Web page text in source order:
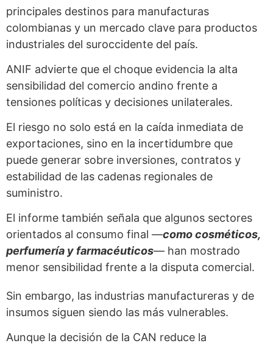
principales destinos para manufacturas
colombianas y un mercado clave para productos
industriales del suroccidente del país.
ANIF advierte que el choque evidencia la alta
sensibilidad del comercio andino frente a
tensiones políticas y decisiones unilaterales.
El riesgo no solo está en la caída inmediata de
exportaciones, sino en la incertidumbre que
puede generar sobre inversiones, contratos y
estabilidad de las cadenas regionales de
suministro.
El informe también señala que algunos sectores
orientados al consumo final —como cosméticos,
perfumería y farmacéuticos— han mostrado
menor sensibilidad frente a la disputa comercial.
Sin embargo, las industrias manufactureras y de
insumos siguen siendo las más vulnerables.
Aunque la decisión de la CAN reduce la